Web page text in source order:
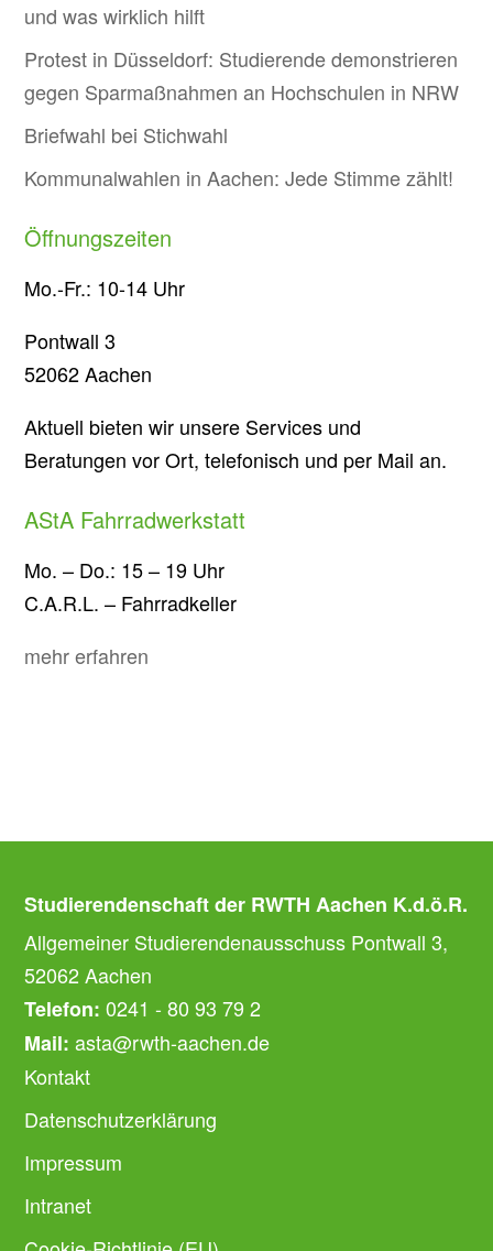
und was wirklich hilft
Protest in Düsseldorf: Studierende demonstrieren
gegen Sparmaßnahmen an Hochschulen in NRW
Briefwahl bei Stichwahl
Kommunalwahlen in Aachen: Jede Stimme zählt!
Öffnungszeiten
Mo.-Fr.: 10-14 Uhr
Pontwall 3
52062 Aachen
Aktuell bieten wir unsere Services und
Beratungen vor Ort, telefonisch und per Mail an.
AStA Fahrradwerkstatt
Mo. – Do.: 15 – 19 Uhr
C.A.R.L. – Fahrradkeller
mehr erfahren
Studierendenschaft der RWTH Aachen K.d.ö.R.
Allgemeiner Studierendenausschuss Pontwall 3,
52062 Aachen
Telefon: 0241 - 80 93 79 2
Mail: asta@rwth-aachen.de
Kontakt
Datenschutzerklärung
Impressum
Intranet